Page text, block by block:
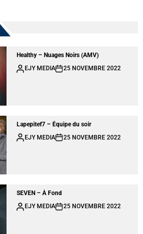
Healthy – Nuages Noirs (AMV)
EJY MEDIA
25 NOVEMBRE 2022
Lapepitef7 – Équipe du soir
EJY MEDIA
25 NOVEMBRE 2022
SEVEN – À Fond
EJY MEDIA
25 NOVEMBRE 2022